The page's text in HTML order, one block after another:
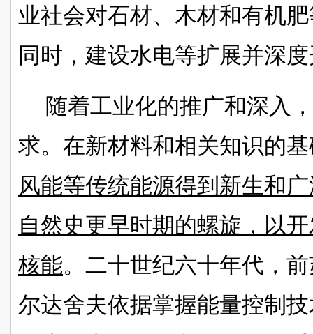
业社会对石材、木材和有机
同时，建设水电等扩展并深
随着工业化的推广和深入
求。在新材料和相关知识的
风能等传统能源得到新生和
自然史更早时期的螺旋，以
核能。二十世纪六十年代，
尔达舍夫依据掌握能量控制